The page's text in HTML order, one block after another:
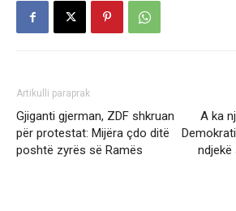
Artikulli paraprak
Gjiganti gjerman, ZDF shkruan
për protestat: Mijëra çdo ditë
poshtë zyrës së Ramës
A ka
ndjekë